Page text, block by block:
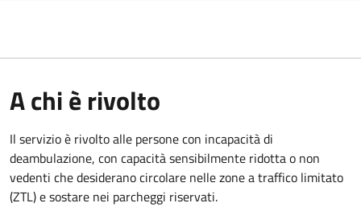
A chi è rivolto
Il servizio è rivolto alle persone con incapacità di
deambulazione, con capacità sensibilmente ridotta o non
vedenti che desiderano circolare nelle zone a traffico limitato
(ZTL) e sostare nei parcheggi riservati.